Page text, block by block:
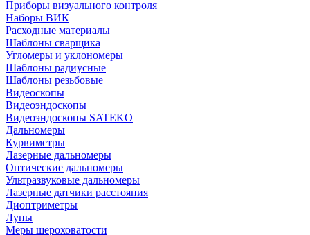
Приборы визуального контроля
Наборы ВИК
Расходные материалы
Шаблоны сварщика
Угломеры и уклономеры
Шаблоны радиусные
Шаблоны резьбовые
Видеоскопы
Видеоэндоскопы
Видеоэндоскопы SATEKO
Дальномеры
Курвиметры
Лазерные дальномеры
Оптические дальномеры
Ультразвуковые дальномеры
Лазерные датчики расстояния
Диоптриметры
Лупы
Меры шероховатости